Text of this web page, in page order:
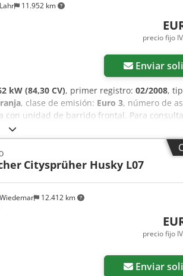
11.952 km
precio fijo
Enviar
kW (84,30 CV), primer registro: 02/2008,
, clase de emisión: Euro 3, número de
unidad de barrido frontal. Para
* Cabina cerrada con buena visibilidad
derecho * Cepillo frontal * Contenedor
información, puede contactarnos en los
y… Dodpszphnxefx Anzjck Salvo errores,
12.412 km
Citysprüher Husky L07
precio fijo
Enviar